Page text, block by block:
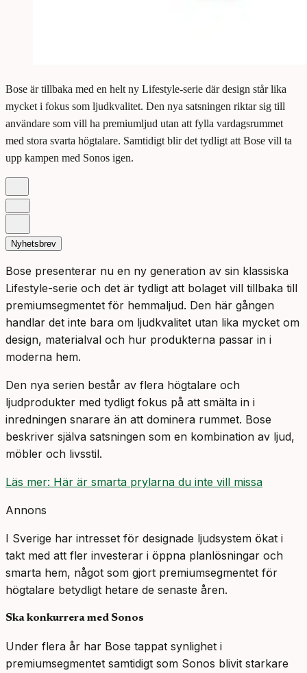
Bose är tillbaka med en helt ny Lifestyle-serie där design står lika
mycket i fokus som ljudkvalitet. Den nya satsningen riktar sig till
användare som vill ha premiumljud utan att fylla vardagsrummet
med stora svarta högtalare. Samtidigt blir det tydligt att Bose vill ta
upp kampen med Sonos igen.
Nyhetsbrev
Bose presenterar nu en ny generation av sin klassiska
Lifestyle-serie och det är tydligt att bolaget vill tillbaka till
premiumsegmentet för hemmaljud. Den här gången
handlar det inte bara om ljudkvalitet utan lika mycket om
design, materialval och hur produkterna passar in i
moderna hem.
Den nya serien består av flera högtalare och
ljudprodukter med tydligt fokus på att smälta in i
inredningen snarare än att dominera rummet. Bose
beskriver själva satsningen som en kombination av ljud,
möbler och livsstil.
Läs mer: Här är smarta prylarna du inte vill missa
Annons
I Sverige har intresset för designade ljudsystem ökat i
takt med att fler investerar i öppna planlösningar och
smarta hem, något som gjort premiumsegmentet för
högtalare betydligt hetare de senaste åren.
Ska konkurrera med Sonos
Under flera år har Bose tappat synlighet i
premiumsegmentet samtidigt som Sonos blivit starkare